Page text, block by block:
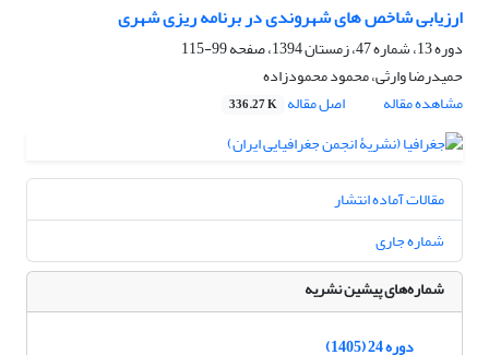
ارزیابی شاخص های شهروندی در برنامه ریزی شهری
دوره 13، شماره 47، زمستان 1394، صفحه
99-115
حمیدرضا وارثی، محمود محمودزاده
مشاهده مقاله
اصل مقاله 336.27 K
مقالات آماده انتشار
شماره جاری
شماره‌های پیشین نشریه
دوره 24 (1405)